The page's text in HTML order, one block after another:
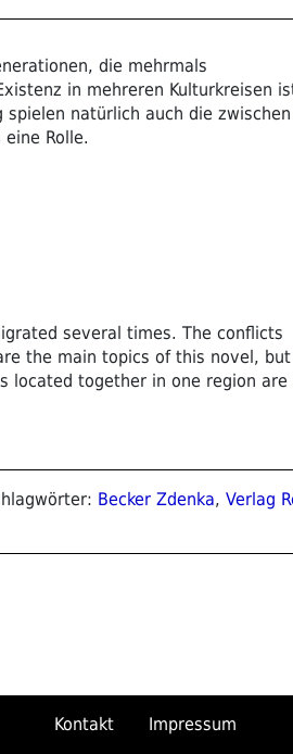
die mehrmals
in mehreren Kulturkreisen
spielen natürlich auch die zwischen
Rolle.
several times. The conflicts
the main topics of this novel, but
located together in one region are
Becker Zdenka, Verlag
Kontakt Impressum